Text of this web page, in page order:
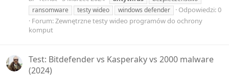
ransomware
testy wideo windows defender
Odpowiedzi: 0
Forum:Zewnętrzne testy wideo programów do ochrony
komput
Test: Bitdefender vs Kasperaky vs 2000 malware
(2024)